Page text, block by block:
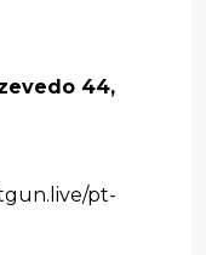
44,
pt-